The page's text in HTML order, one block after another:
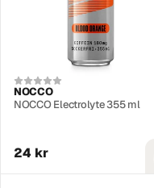
NOCCO
NOCCO Electrolyte 355 ml
24 kr